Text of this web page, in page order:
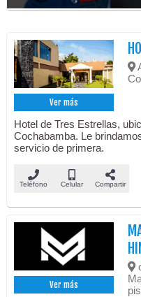
Ver más
Hotel de Tres Estrellas,
Cochabamba. Le
servicio de primera.
Teléfono Celular Compartir
Ver más